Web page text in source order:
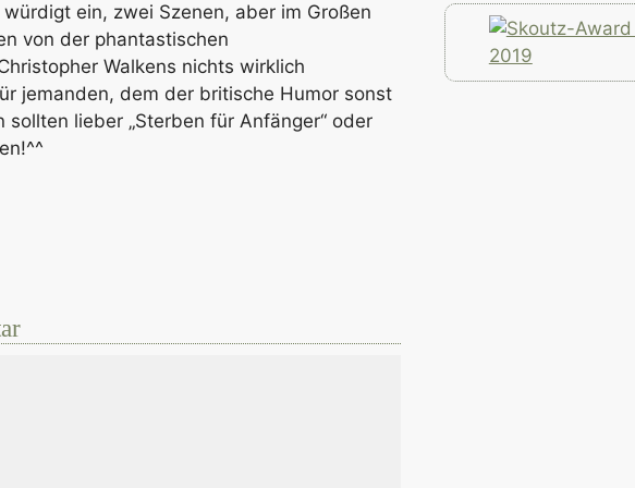
ein, zwei Szenen, aber im Großen
von der phantastischen
Walkens nichts wirklich
jemanden, dem der britische Humor sonst
lieber „Sterben für Anfänger“ oder